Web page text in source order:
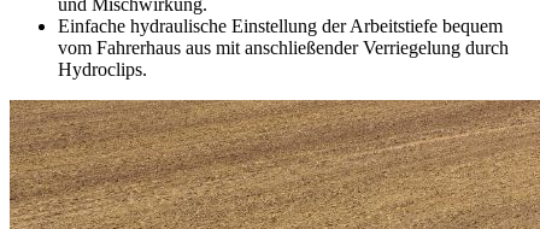
und Mischwirkung.
Einfache hydraulische Einstellung der Arbeitstiefe bequem
vom Fahrerhaus aus mit anschließender Verriegelung durch
Hydroclips.